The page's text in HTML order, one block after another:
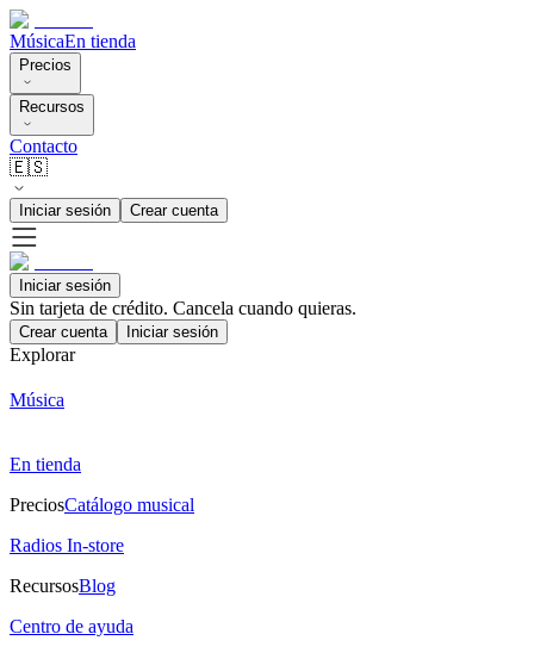
MúsicaEn tienda
Precios
Recursos
Contacto
🇪🇸
Iniciar sesión Crear cuenta
Iniciar sesión
Sin tarjeta de crédito. Cancela cuando quieras.
Crear cuenta Iniciar sesión
Explorar
Música
En tienda
PreciosCatálogo musical
Radios In-store
RecursosBlog
Centro de ayuda